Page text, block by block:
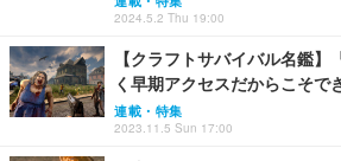
2024.5.2 Thu 19:00
【クラフトサバイバル名鑑
く早期アクセスだからこそで
連載・特集
2023.11.5 Sun 17:00